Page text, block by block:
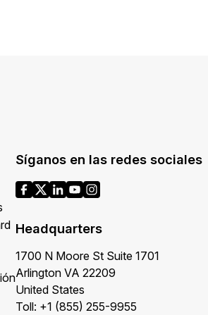
Síganos en las redes sociales
Headquarters
1700 N Moore St Suite 1701
Arlington VA 22209
United States
Toll: +1 (855) 255-9955